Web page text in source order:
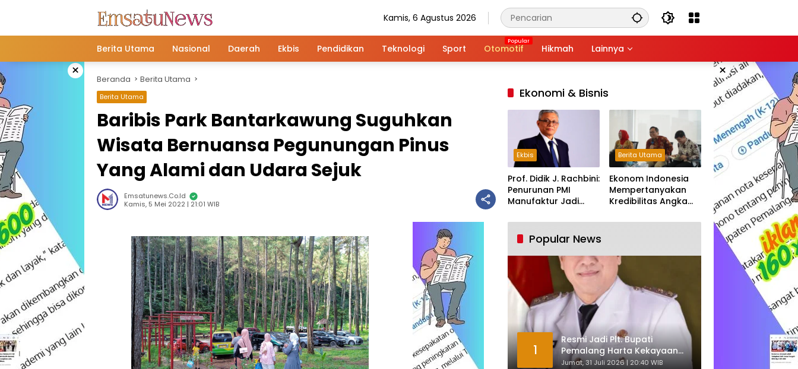
Kamis, 6 Agustus 2026
Berita Utama Nasional Daerah Ekbis Pendidikan Teknologi Sport Otomotif Hikmah Lainnya
× ×
Beranda Berita Utama
Berita Utama
Baribis Park Bantarkawung Suguhkan
Wisata Bernuansa Pegunungan Pinus
Yang Alami dan Udara Sejuk
Emsatunews.co.id
Kamis, 5 Mei 2022 | 21:01 WIB
Ekonomi & Bisnis
Ekbis
Prof. Didik J. Rachbini:
Penurunan PMI
Manufaktur Jadi
Industri Nasional
Berita Utama
Ekonom Indonesia
Mempertanyakan
Kredibilitas Angka
Tumbuh Tapi Rapuh
Popular News
1
Resmi Jadi Plt. Bupati
Pemalang Harta Kekayaan
Nurkholes Sentuh Rp 12 Miliar
Jumat, 31 Juli 2026 | 20:40 WIB